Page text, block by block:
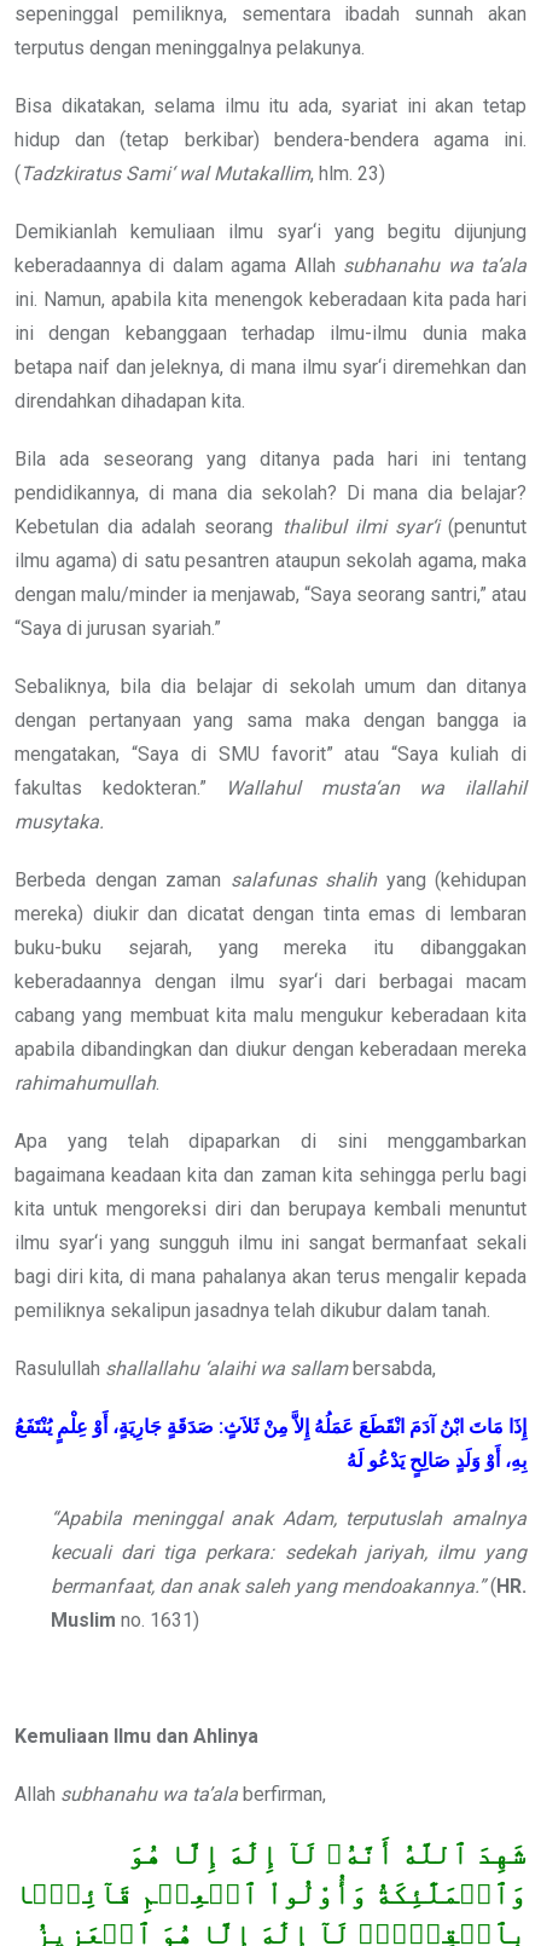
sepeninggal pemiliknya, sementara ibadah sunnah akan
terputus dengan meninggalnya pelakunya.
Bisa dikatakan, selama ilmu itu ada, syariat ini akan tetap
hidup dan (tetap berkibar) bendera-bendera agama ini.
(Tadzkiratus Sami‘ wal Mutakallim, hlm. 23)
Demikianlah kemuliaan ilmu syar‘i yang begitu dijunjung
keberadaannya di dalam agama Allah subhanahu wa ta’ala
ini. Namun, apabila kita menengok keberadaan kita pada hari
ini dengan kebanggaan terhadap ilmu-ilmu dunia maka
betapa naif dan jeleknya, di mana ilmu syar‘i diremehkan dan
direndahkan dihadapan kita.
Bila ada seseorang yang ditanya pada hari ini tentang
pendidikannya, di mana dia sekolah? Di mana dia belajar?
Kebetulan dia adalah seorang thalibul ilmi syar‘i(penuntut
ilmu agama) di satu pesantren ataupun sekolah agama, maka
dengan malu/minder ia menjawab, “Saya seorang santri,” atau
“Saya di jurusan syariah.”
Sebaliknya, bila dia belajar di sekolah umum dan ditanya
dengan pertanyaan yang sama maka dengan bangga ia
mengatakan, “Saya di SMU favorit” atau “Saya kuliah di
fakultas kedokteran.”
Wallahul musta‘an wa ilallahil
musytaka.
Berbeda dengan zaman salafunas shalih yang (kehidupan
mereka) diukir dan dicatat dengan tinta emas di lembaran
buku-buku sejarah, yang mereka itu dibanggakan
keberadaannya dengan ilmu syar‘i dari berbagai macam
cabang yang membuat kita malu mengukur keberadaan kita
apabila dibandingkan dan diukur dengan keberadaan mereka
rahimahumullah.
Apa yang telah dipaparkan di sini menggambarkan
bagaimana keadaan kita dan zaman kita sehingga perlu bagi
kita untuk mengoreksi diri dan berupaya kembali menuntut
ilmu syar‘i yang sungguh ilmu ini sangat bermanfaat sekali
bagi diri kita, di mana pahalanya akan terus mengalir kepada
pemiliknya sekalipun jasadnya telah dikubur dalam tanah.
Rasulullah shallallahu ‘alaihi wa sallambersabda,
إِذَا مَاتَ ابْنُ آدَمَ انْقَطَعَ عَمَلُهُ إِلاَّ مِنْ ثَلاَثٍ: صَدَقَةٍ جَارِيَةٍ، أَوْ عِلْمٍ يُنْتَفَعُ
بِهِ، أَوْ وَلَدٍ صَالِحٍ يَدْعُو لَهُ
“Apabila meninggal anak Adam, terputuslah amalnya
kecuali dari tiga perkara: sedekah jariyah, ilmu yang
bermanfaat, dan anak saleh yang mendoakannya.”(HR.
Muslim no. 1631)
Kemuliaan Ilmu dan Ahlinya
Allah subhanahu wa ta’ala berfirman,
شَهِدَ ٱللَّهُ أَنَّهُۥ لَآ إِلَٰهَ إِلَّا هُوَ
وَٱلۡمَلَٰٓئِكَةُ وَأُوْلُواْ ٱلۡعِلۡمِ قَآئِمَۢا
بِٱلۡقِسۡطِۚ لَآ إِلَٰهَ إِلَّا هُوَ ٱلۡعَزِيزُ